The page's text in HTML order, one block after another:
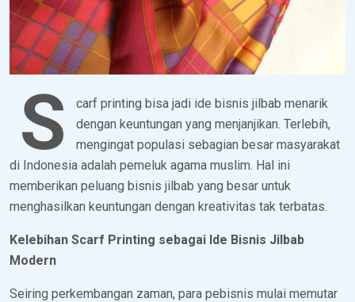
S
carf printing bisa jadi ide bisnis jilbab menarik
dengan keuntungan yang menjanjikan. Terlebih,
mengingat populasi sebagian besar masyarakat
di Indonesia adalah pemeluk agama muslim. Hal ini
memberikan peluang bisnis jilbab yang besar untuk
menghasilkan keuntungan dengan kreativitas tak terbatas.
Kelebihan Scarf Printing sebagai Ide Bisnis Jilbab
Modern
Seiring perkembangan zaman, para pebisnis mulai memutar